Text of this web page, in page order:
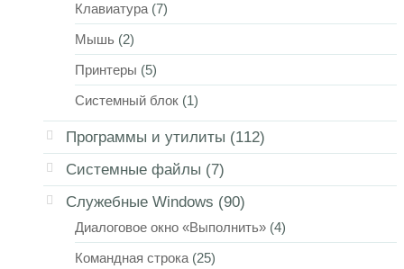
Клавиатура (7)
Мышь (2)
Принтеры (5)
Системный блок (1)
Программы и утилиты (112)
Системные файлы (7)
Служебные Windows (90)
Диалоговое окно «Выполнить» (4)
Командная строка (25)